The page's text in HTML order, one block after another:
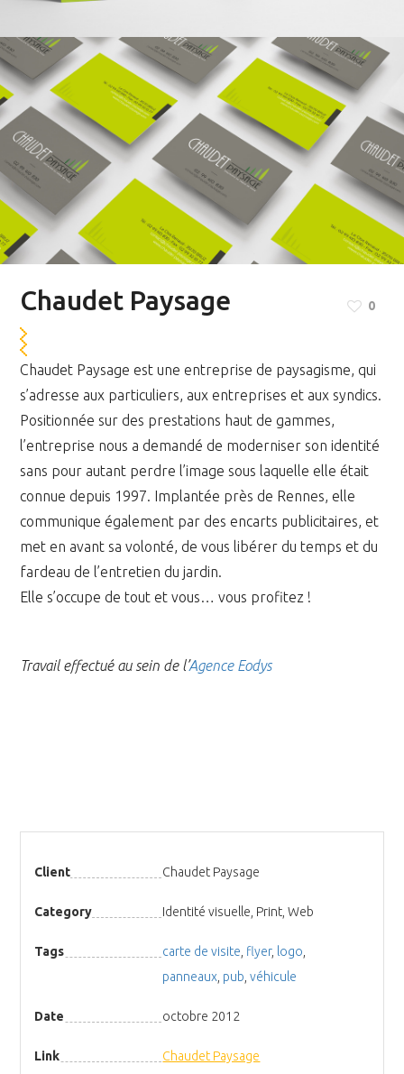
Chaudet Paysage 0
Chaudet Paysage est une entreprise de paysagisme, qui
s’adresse aux particuliers, aux entreprises et aux syndics.
Positionnée sur des prestations haut de gammes,
l’entreprise nous a demandé de moderniser son identité
sans pour autant perdre l’image sous laquelle elle était
connue depuis 1997. Implantée près de Rennes, elle
communique également par des encarts publicitaires, et
met en avant sa volonté, de vous libérer du temps et du
fardeau de l’entretien du jardin.
Elle s’occupe de tout et vous… vous profitez !
Travail effectué au sein de l’Agence Eodys
Client Chaudet Paysage
Category Identité visuelle, Print, Web
Tags carte de visite flyer, logo
panneaux pub ,véhicule
Date octobre 2012
Link Chaudet Paysage